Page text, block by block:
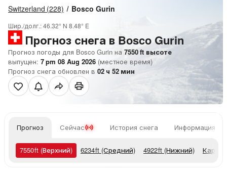
Switzerland (228) Bosco Gurin
Шир./долг.:46.32° N 8.48° E
Прогноз снега в Bosco Gurin
Прогноз погоды для Bosco Gurin на 7550ft высоте
выпущен: 7 pm 08 Aug 2026 (местное время)
Прогноз снега обновлен в 02 ч 52 мин
Прогноз Сейчас История снега Информация о
7550ft (Верхний) 6234ft (Средний) 4922ft (Нижний) Карты